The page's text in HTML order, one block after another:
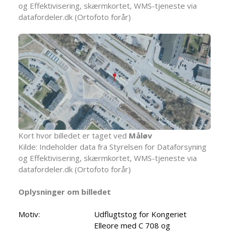
og Effektivisering, skærmkortet, WMS-tjeneste via
datafordeler.dk (Ortofoto forår)
Kort hvor billedet er taget ved Måløv
Kilde: Indeholder data fra Styrelsen for Dataforsyning
og Effektivisering, skærmkortet, WMS-tjeneste via
datafordeler.dk (Ortofoto forår)
Oplysninger om billedet
Motiv:
Udflugtstog for Kongeriet
Elleore med C 708 og